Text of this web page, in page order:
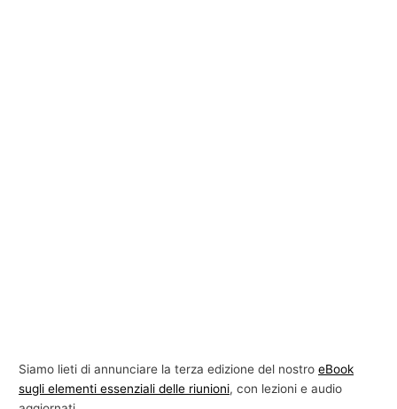
Siamo lieti di annunciare la terza edizione del nostroeBook
sugli elementi essenziali delle riunioni, con lezioni e audio